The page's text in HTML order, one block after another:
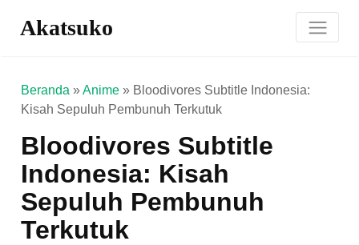
Akatsuko
Beranda »Anime » Bloodivores Subtitle Indonesia:
Kisah Sepuluh Pembunuh Terkutuk
Bloodivores Subtitle
Indonesia: Kisah
Sepuluh Pembunuh
Terkutuk